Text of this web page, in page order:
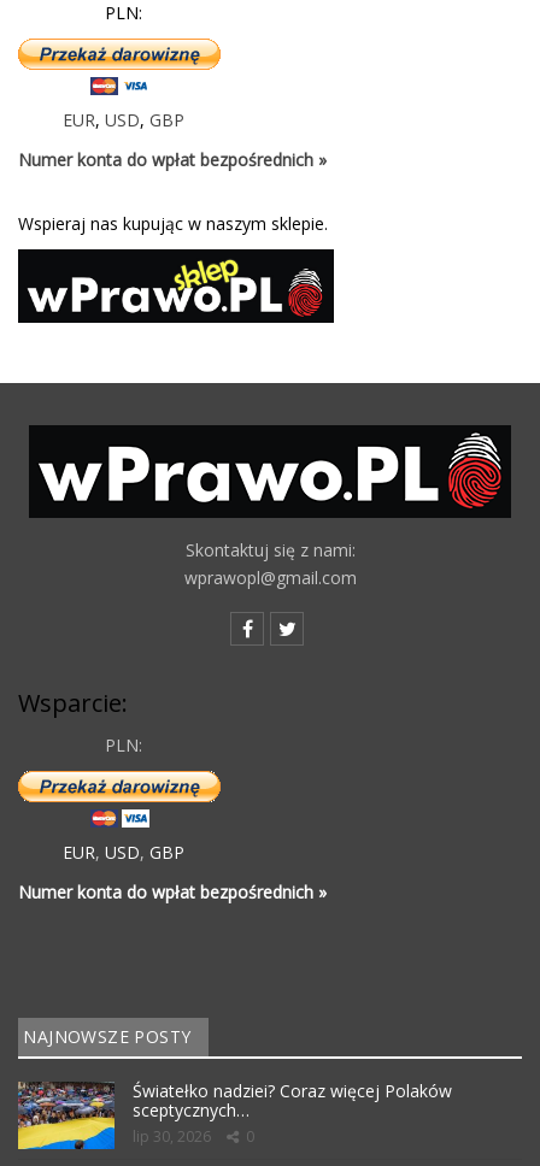
PLN:
EUR, USD, GBP
Numer konta do wpłat bezpośrednich »
Wspieraj nas kupując w naszym sklepie.
Skontaktuj się z nami:
wprawopl@gmail.com
Wsparcie:
PLN:
EUR, USD, GBP
Numer konta do wpłat bezpośrednich »
NAJNOWSZE POSTY
Światełko nadziei? Coraz więcej Polaków
sceptycznych…
lip 30, 2026 0